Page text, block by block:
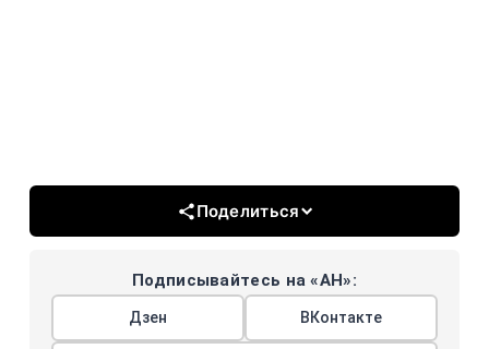
Поделиться
Подписывайтесь на «АН»:
Дзен ВКонтакте